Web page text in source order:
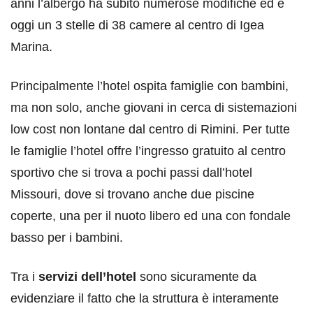
anni l’albergo ha subito numerose modifiche ed è
oggi un 3 stelle di 38 camere al centro di Igea
Marina.
Principalmente l’hotel ospita famiglie con bambini,
ma non solo, anche giovani in cerca di sistemazioni
low cost non lontane dal centro di Rimini. Per tutte
le famiglie l’hotel offre l’ingresso gratuito al centro
sportivo che si trova a pochi passi dall’hotel
Missouri, dove si trovano anche due piscine
coperte, una per il nuoto libero ed una con fondale
basso per i bambini.
Tra i servizi dell’hotel sono sicuramente da
evidenziare il fatto che la struttura è interamente